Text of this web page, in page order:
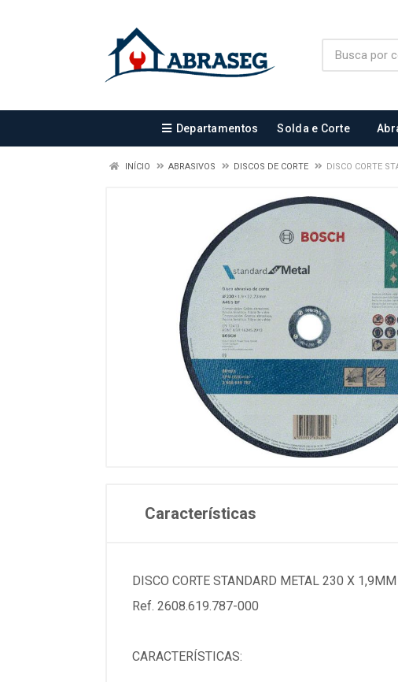
Departamentos Solda e Corte
INÍCIO ABRASIVOS DISCOS DE CORTE DISCO CORTE
Características
DISCO CORTE STANDARD METAL 230 X 1,9MM
Ref. 2608.619.787-000
CARACTERÍSTICAS: